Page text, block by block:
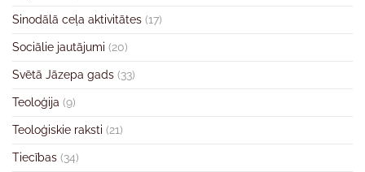
Sinodālā ceļa aktivitātes (17)
Sociālie jautājumi (20)
Svētā Jāzepa gads (33)
Teoloģija (9)
Teoloģiskie raksti (21)
Tiecības (34)